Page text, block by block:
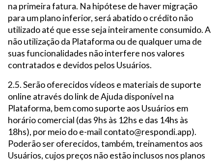
na primeira fatura. Na hipótese de haver migração
para um plano inferior, será abatido o crédito não
utilizado até que esse seja inteiramente consumido. A
não utilização da Plataforma ou de qualquer uma de
suas funcionalidades não interfere nos valores
contratados e devidos pelos Usuários.
2.5. Serão oferecidos vídeos e materiais de suporte
online através do link de Ajuda disponível na
Plataforma, bem como suporte aos Usuários em
horário comercial (das 9hs às 12hs e das 14hs às
18hs), por meio do e-mail contato@respondi.app).
Poderão ser oferecidos, também, treinamentos aos
Usuários, cujos preços não estão inclusos nos planos